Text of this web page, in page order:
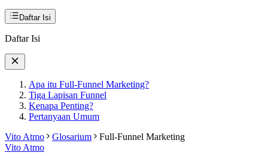
Daftar Isi
Daftar Isi
Apa itu Full-Funnel Marketing?
Tiga Lapisan Funnel
Kenapa Penting?
Pertanyaan Umum
Vito Atmo
Glosarium
Full-Funnel Marketing
Vito Atmo